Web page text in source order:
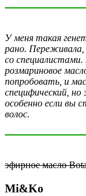
У меня такая
рано. Переживала,
со специалистами.
розмариновое
попробовать, и
специфический,
особенно если вы
волос.
эфирное масло
Mi&Ko